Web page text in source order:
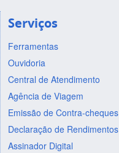
Serviços
Ferramentas
Ouvidoria
Central de Atendimento
Agência de Viagem
Emissão de Contra-cheques
Declaração de Rendimentos
Assinador Digital